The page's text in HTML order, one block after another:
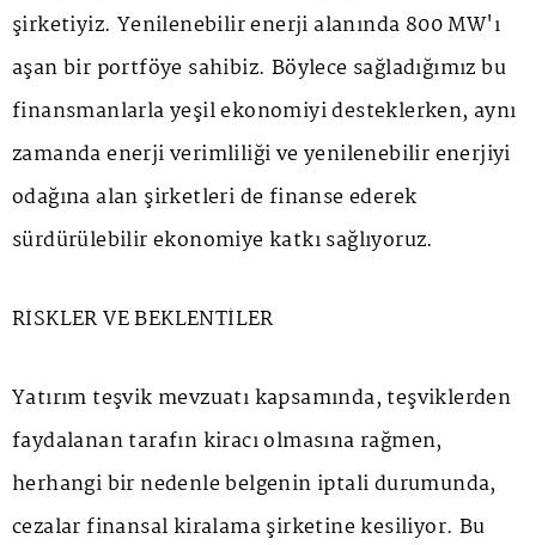
şirketiyiz. Yenilenebilir enerji alanında 800 MW'ı
aşan bir portföye sahibiz. Böylece sağladığımız bu
finansmanlarla yeşil ekonomiyi desteklerken, aynı
zamanda enerji verimliliği ve yenilenebilir enerjiyi
odağına alan şirketleri de finanse ederek
sürdürülebilir ekonomiye katkı sağlıyoruz.
RİSKLER VE BEKLENTİLER
Yatırım teşvik mevzuatı kapsamında, teşviklerden
faydalanan tarafın kiracı olmasına rağmen,
herhangi bir nedenle belgenin iptali durumunda,
cezalar finansal kiralama şirketine kesiliyor. Bu